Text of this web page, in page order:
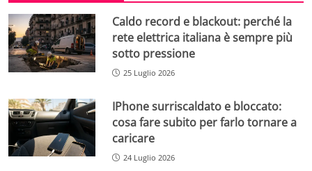
Caldo record e blackout: perché la
rete elettrica italiana è sempre più
sotto pressione
25 Luglio 2026
IPhone surriscaldato e bloccato:
cosa fare subito per farlo tornare a
caricare
24 Luglio 2026